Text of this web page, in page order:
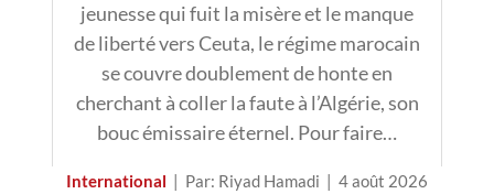
jeunesse qui fuit la misère et le manque
de liberté vers Ceuta, le régime marocain
se couvre doublement de honte en
cherchant à coller la faute à l’Algérie, son
bouc émissaire éternel. Pour faire…
International | Par: Riyad Hamadi | 4 août 2026